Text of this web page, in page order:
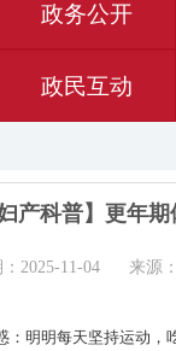
政务公开
政民互动
妇产科普】更年
2025-11-04 来源
明明每天坚持运动